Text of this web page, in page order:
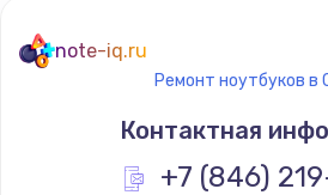
note-iq.ru
Ремонт ноутбуков в
Контактная
+7 (846)